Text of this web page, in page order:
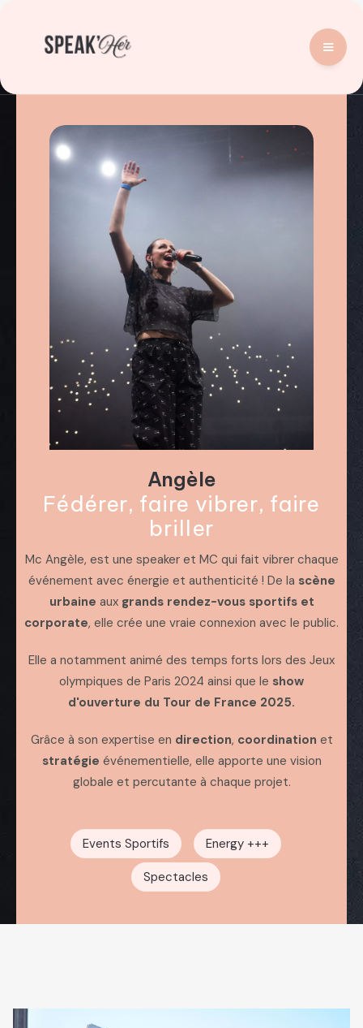
Angèle
Fédérer, faire vibrer, faire
briller
Mc Angèle, est une speaker et MC qui fait vibrer chaque
événement avec énergie et authenticité ! De la scène
urbaine aux grands rendez-vous sportifs et
corporate, elle crée une vraie connexion avec le public.
Elle a notamment animé des temps forts lors des Jeux
olympiques de Paris 2024 ainsi que le show
d'ouverture du Tour de France 2025.
Grâce à son expertise en direction, coordination et
stratégie événementielle, elle apporte une vision
globale et percutante à chaque projet.
Events Sportifs Energy +++
Spectacles